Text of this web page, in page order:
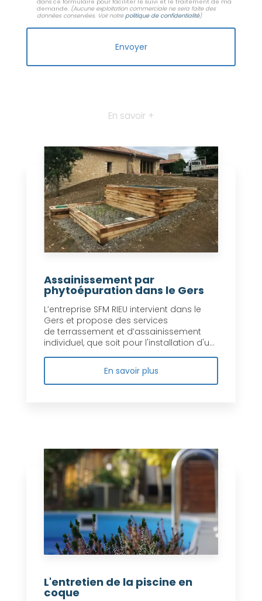
dans ce formulaire pour faciliter le suivi et le traitement de ma
demande. (Aucune exploitation commerciale ne sera faite des
données conservées. Voir notrepolitique de confidentialité)
En savoir +
Assainissement par
phytoépuration dans le Gers
L’entreprise SFM RIEU intervient dans le
Gers et propose des services
de terrassement et d’assainissement
individuel, que soit pour l'installation d'u...
En savoir plus
L'entretien de la piscine en
coque